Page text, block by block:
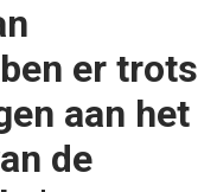
er trots
aan het
de